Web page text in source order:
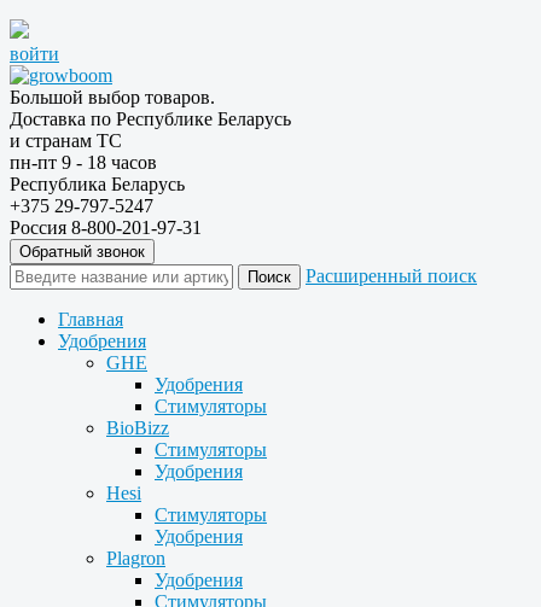
войти
Большой выбор товаров.
Доставка по Республике Беларусь
и странам ТС
пн-пт 9 - 18 часов
Республика Беларусь
+375 29-797-5247
Россия 8-800-201-97-31
Обратный звонок
Расширенный поиск
Главная
Удобрения
GHE
Удобрения
Стимуляторы
BioBizz
Стимуляторы
Удобрения
Hesi
Стимуляторы
Удобрения
Plagron
Удобрения
Стимуляторы